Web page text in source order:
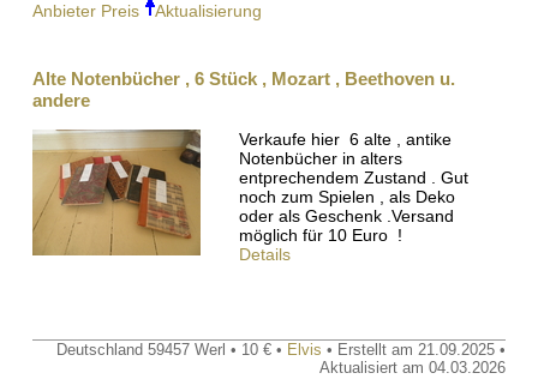
Anbieter Preis Aktualisierung
Alte Notenbücher , 6 Stück , Mozart , Beethoven u.
andere
Verkaufe hier 6 alte , antike
Notenbücher in alters
entprechendem Zustand . Gut
noch zum Spielen , als Deko
oder als Geschenk .Versand
möglich für 10 Euro !
Details
Deutschland 59457 Werl • 10 € • Elvis • Erstellt am 21.09.2025 •
Aktualisiert am 04.03.2026